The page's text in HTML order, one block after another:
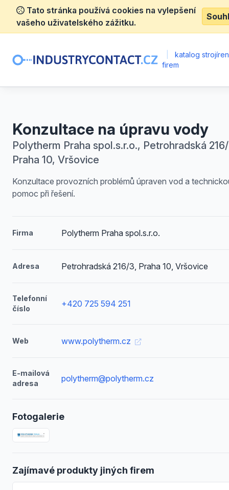
Tato stránka používá cookies na vylepšení
vašeho uživatelského zážitku.
katalog
firem
Konzultace na úpravu vody
Polytherm Praha spol.s.r.o., Petrohradská
Praha 10, Vršovice
Konzultace provozních problémů úpraven vod a
pomoc při řešení.
Firma Polytherm Praha spol.s.r.o.
Adresa Petrohradská 216/3, Praha 10, Vršovice
Telefonní
číslo
+420 725 594 251
Web www.polytherm.cz
E-mailová
adresa
polytherm@polytherm.cz
Fotogalerie
Zajímavé produkty jiných firem